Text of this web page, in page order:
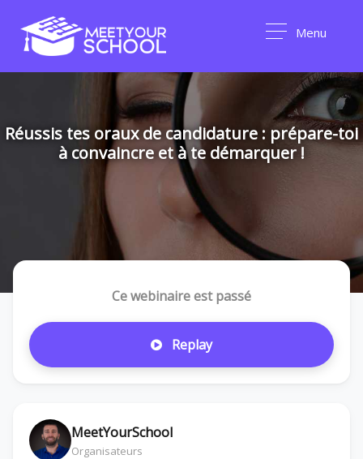
Menu
Réussis tes oraux de candidature : prépare-toi
à convaincre et à te démarquer !
Ce webinaire est passé
Replay
MeetYourSchool
Organisateurs